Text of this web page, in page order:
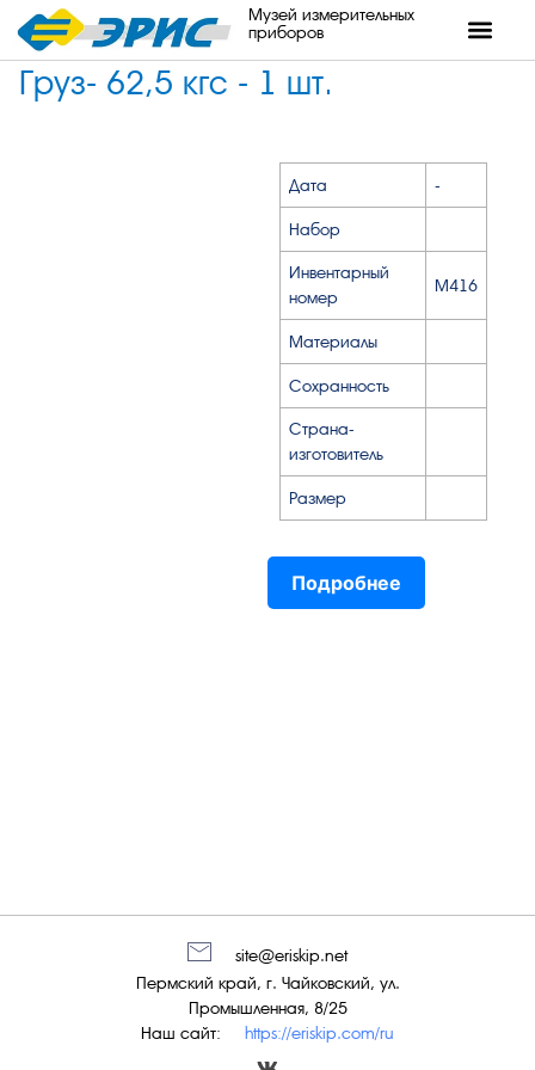
Музей измерительных
приборов
Груз- 62,5 кгс - 1 шт.
Дата -
Набор
Инвентарный
номер
М416
Материалы
Сохранность
Страна-
изготовитель
Размер
Подробнее
Наш сайт: https://eriskip.com/ru
Пермский край, г. Чайковский, ул.
Промышленная, 8/25
site@eriskip.net